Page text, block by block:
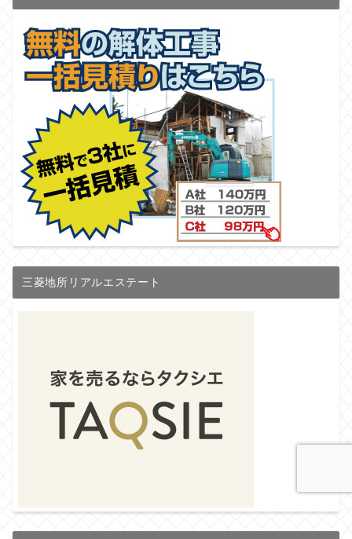
三菱地所リアルエステート